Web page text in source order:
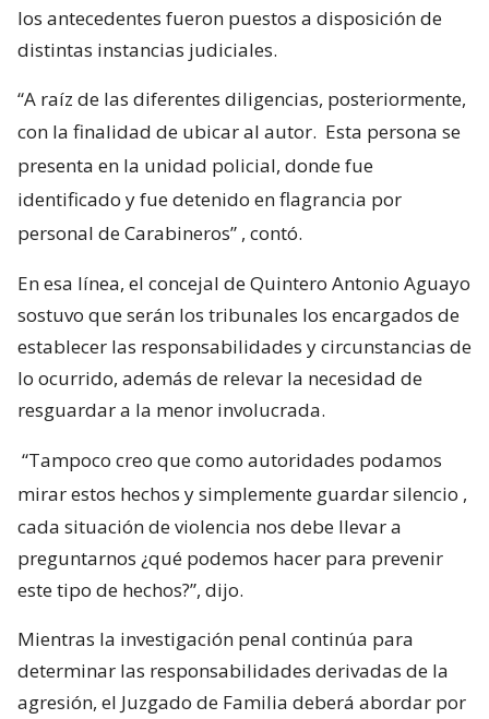
los antecedentes fueron puestos a disposición de
distintas instancias judiciales.
“A raíz de las diferentes diligencias, posteriormente,
con la finalidad de ubicar al autor. Esta persona se
presenta en la unidad policial, donde fue
identificado y fue detenido en flagrancia por
personal de Carabineros” , contó.
En esa línea, el concejal de Quintero Antonio Aguayo
sostuvo que serán los tribunales los encargados de
establecer las responsabilidades y circunstancias de
lo ocurrido, además de relevar la necesidad de
resguardar a la menor involucrada.
“Tampoco creo que como autoridades podamos
mirar estos hechos y simplemente guardar silencio ,
cada situación de violencia nos debe llevar a
preguntarnos ¿qué podemos hacer para prevenir
este tipo de hechos?”, dijo.
Mientras la investigación penal continúa para
determinar las responsabilidades derivadas de la
agresión, el Juzgado de Familia deberá abordar por